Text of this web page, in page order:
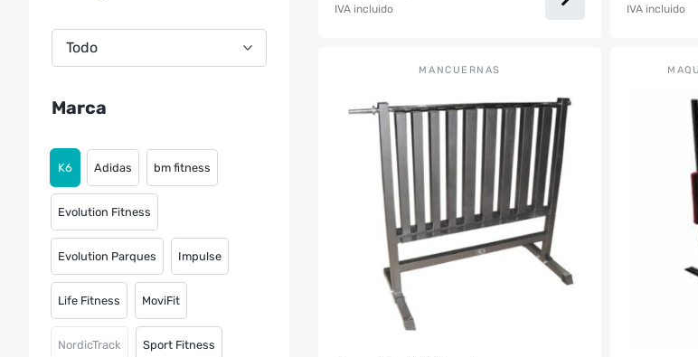
IVA incluido IVA incluido
MANCUERNAS
Todo
Marca
K6 Adidas bm fitness
Evolution Fitness
Evolution Parques Impulse
Life Fitness MoviFit
NordicTrack Sport Fitness